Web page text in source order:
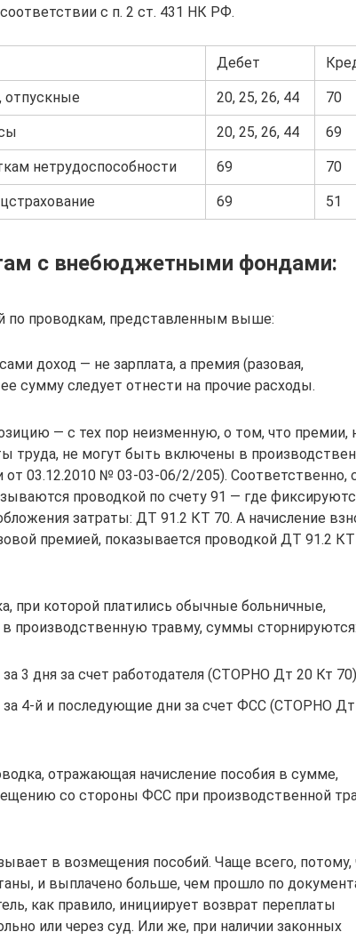
с п. 2 ст. 431 НК РФ.
Дебет
отпускные 20, 25, 26, 44 70
20, 25, 26, 44 69
нетрудоспособности 69 70
69 51
с внебюджетными фондами:
по проводкам, представленным выше:
доход — не зарплата, а премия (разовая,
ее сумму следует отнести на прочие расходы.
— с тех пор неизменную, о том, что премии,
труда, не могут быть включены в
03.12.2010 № 03-03-06/2/205). Соответственно,
проводкой по счету 91 — где
затраты: ДТ 91.2 КТ 70. А начисление
премией, показывается проводкой ДТ 91.2
при которой платились обычные больничные,
в производственную травму, суммы сторнируются:
за 3 дня за счет работодателя (СТОРНО Дт 20 Кт
за 4-й и последующие дни за счет ФСС (СТОРНО Дт
отражающая начисление пособия в сумме,
со стороны ФСС при производственной
в возмещения пособий. Чаще всего, потому,
и выплачено больше, чем прошло по
как правило, инициирует возврат переплаты
или через суд. Или же, при наличии законных